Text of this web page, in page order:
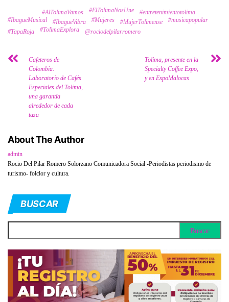
#AlTolimaVamos #ElTolimaNosUne
#entretenimientotolima
#IbagueMusical
#IbagueVibra #Mujeres #MujerTolimense
#musicapopular
#TapaRoja
#TolimaExplora @rociodelpilarromero
Cafeteros de
Colombia.
Laboratorio de Cafés
Especiales del Tolima,
una garantía
alrededor de cada
taza
Tolima, presente en la
Specialty Coffee Expo,
y en ExpoMalocas
About The Author
admin
Rocio Del Pilar Romero Solorzano Comunicadora Social -Periodistas periodismo de
turismo- folclor y cultura.
BUSCAR